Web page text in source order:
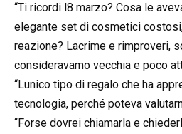
“Ti ricordi l8 marzo? Cosa le
elegante set di cosmetici
reazione? Lacrime e rimproveri,
consideravamo vecchia e poco
“Lunico tipo di regalo che ha
tecnologia, perché poteva
“Forse dovrei chiamarla e